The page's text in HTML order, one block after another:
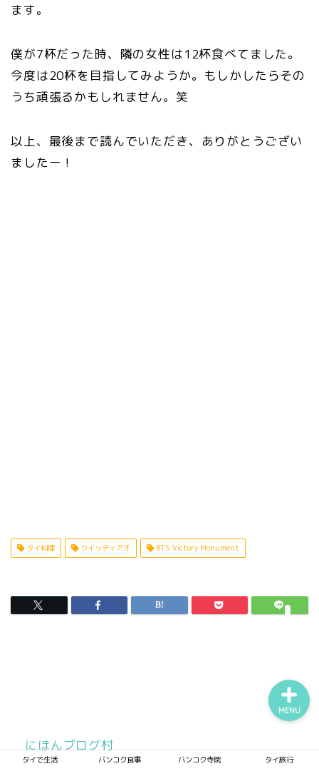
ます。
僕が7杯だった時、隣の女性は12杯食べてました。
今度は20杯を目指してみようか。もしかしたらその
うち頑張るかもしれません。笑
以上、最後まで読んでいただき、ありがとうござい
ましたー！
タイ料理 クイッティアオ BTS Victory Monument
にほんブログ村
タイで生活 バンコク食事 バンコク寺院 タイ旅行
MENU
バンコク食事